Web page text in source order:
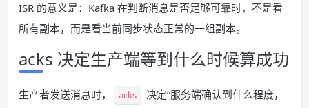
ISR 的意义是：Kafka 在判断消息是否足够可靠时，不是看
所有副本，而是看当前同步状态正常的一组副本。
acks 决定生产端等到什么时候算成功
生产者发送消息时， acks
决定“服务端确认到什么程度，